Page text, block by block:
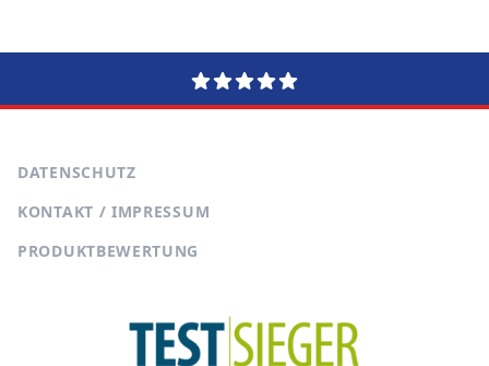
DATENSCHUTZ
KONTAKT / IMPRESSUM
PRODUKTBEWERTUNG